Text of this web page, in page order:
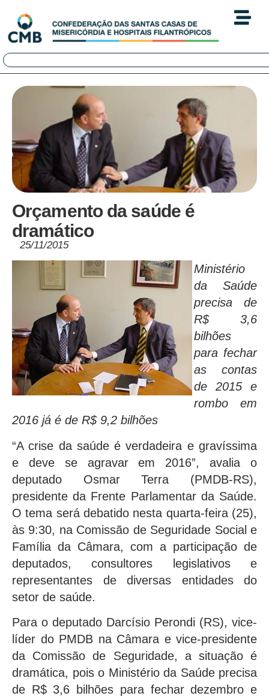
Orçamento da saúde é
dramático
25/11/2015
Ministério
da Saúde
precisa de
R$ 3,6
bilhões
para fechar
as contas
de 2015 e
rombo em
2016 já é de R$ 9,2 bilhões
“A crise da saúde é verdadeira e gravíssima
e deve se agravar em 2016”, avalia o
deputado Osmar Terra (PMDB-RS),
presidente da Frente Parlamentar da Saúde.
O tema será debatido nesta quarta-feira (25),
às 9:30, na Comissão de Seguridade Social e
Família da Câmara, com a participação de
deputados, consultores legislativos e
representantes de diversas entidades do
setor de saúde.
Para o deputado Darcísio Perondi (RS), vice-
líder do PMDB na Câmara e vice-presidente
da Comissão de Seguridade, a situação é
dramática, pois o Ministério da Saúde precisa
de R$ 3,6 bilhões para fechar dezembro e